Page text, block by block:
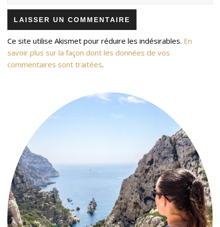
Ce site utilise Akismet pour réduire les indésirables. En
savoir plus sur la façon dont les données de vos
commentaires sont traitées.